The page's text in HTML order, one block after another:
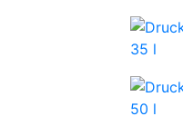
35 l
50 l